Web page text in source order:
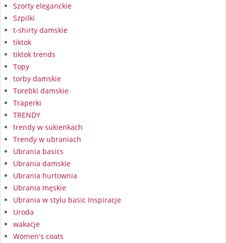
Szorty eleganckie
Szpilki
t-shirty damskie
tiktok
tiktok trends
Topy
torby damskie
Torebki damskie
Traperki
TRENDY
trendy w sukienkach
Trendy w ubraniach
Ubrania basics
Ubrania damskie
Ubrania hurtownia
Ubrania męskie
Ubrania w stylu basic Inspiracje
Uroda
wakacje
Women's coats